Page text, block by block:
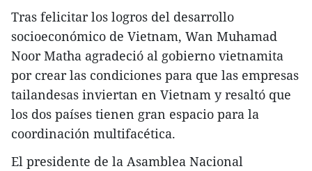
Tras felicitar los logros del desarrollo
socioeconómico de Vietnam, Wan Muhamad
Noor Matha agradeció al gobierno vietnamita
por crear las condiciones para que las empresas
tailandesas inviertan en Vietnam y resaltó que
los dos países tienen gran espacio para la
coordinación multifacética.
El presidente de la Asamblea Nacional